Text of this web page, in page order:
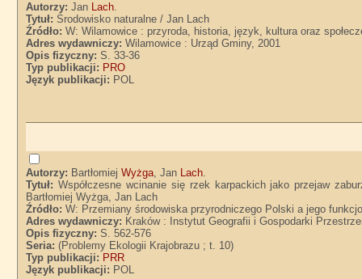
Autorzy:Jan Lach.
Tytuł:Środowisko naturalne / Jan Lach
Źródło:W: Wilamowice : przyroda, historia, język, kultura oraz
Adres wydawniczy:Wilamowice : Urząd Gminy, 2001
Opis fizyczny:S. 33-36
Typ publikacji: PRO
Język publikacji: POL
Autorzy: BartłomiejWyżga, Jan Lach.
Tytuł:Współczesne wcinanie się rzek karpackich jako przejaw
Bartłomiej Wyżga, Jan Lach
Źródło:W: Przemiany środowiska przyrodniczego Polski a jego
Adres wydawniczy: Kraków : Instytut Geografii i Gospodarki
Opis fizyczny:S. 562-576
Seria:(Problemy Ekologii Krajobrazu ; t. 10)
Typ publikacji: PRR
Język publikacji: POL